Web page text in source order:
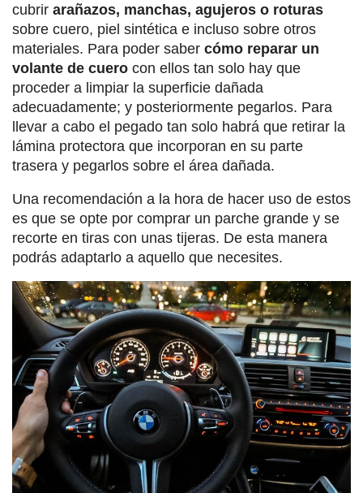
cubrir arañazos, manchas, agujeros o roturas
sobre cuero, piel sintética e incluso sobre otros
materiales. Para poder saber cómo reparar un
volante de cuero con ellos tan solo hay que
proceder a limpiar la superficie dañada
adecuadamente; y posteriormente pegarlos. Para
llevar a cabo el pegado tan solo habrá que retirar la
lámina protectora que incorporan en su parte
trasera y pegarlos sobre el área dañada.
Una recomendación a la hora de hacer uso de estos
es que se opte por comprar un parche grande y se
recorte en tiras con unas tijeras. De esta manera
podrás adaptarlo a aquello que necesites.